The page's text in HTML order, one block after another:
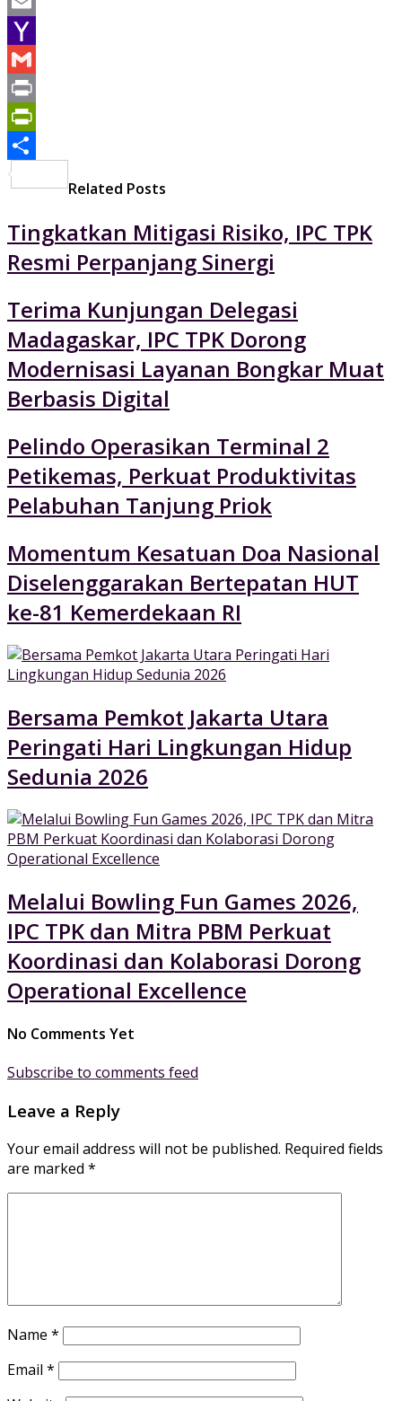
Email
Yahoo
Mail
Gmail
Print
PrintFriendly
Related Posts
Tingkatkan Mitigasi Risiko, IPC TPK
Resmi Perpanjang Sinergi
Terima Kunjungan Delegasi
Madagaskar, IPC TPK Dorong
Modernisasi Layanan Bongkar Muat
Berbasis Digital
Pelindo Operasikan Terminal 2
Petikemas, Perkuat Produktivitas
Pelabuhan Tanjung Priok
Momentum Kesatuan Doa Nasional
Diselenggarakan Bertepatan HUT
ke-81 Kemerdekaan RI
Bersama Pemkot Jakarta Utara
Peringati Hari Lingkungan Hidup
Sedunia 2026
Melalui Bowling Fun Games 2026,
IPC TPK dan Mitra PBM Perkuat
Koordinasi dan Kolaborasi Dorong
Operational Excellence
No Comments Yet
Subscribe to comments feed
Leave a Reply
Your email address will not be published. Required fields
are marked *
Name *
Email *